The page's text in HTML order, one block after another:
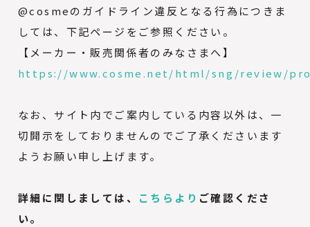
@cosmeのガイドライン違反となる行為につきま
しては、下記ページをご参照ください。
【メーカー・販売関係者のみなさまへ】
https://www.cosme.net/html/sng/review/
なお、サイト内でご案内している内容以外は、一
切開示をしておりませんのでご了承くださいます
ようお願い申し上げます。
詳細に関しましては、 こちらより ご確認くださ
い。